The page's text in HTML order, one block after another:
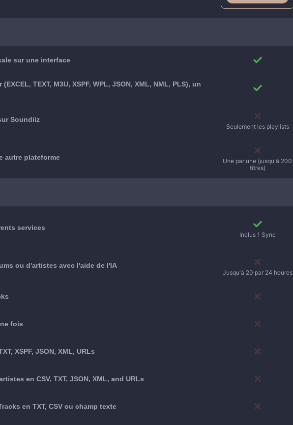
sur une interface
TEXT, M3U, XSPF, WPL, JSON, XML, NML, PLS), un
Soundiiz
Seulement les playlists
autre plateforme
Une par une (jusqu'à 200
titres)
services
Inclus 1 Sync
ou d'artistes avec l'aide de l'IA
Jusqu'à 20 par 24 heures
fois
XSPF, JSON, XML, URLs
en CSV, TXT, JSON, XML, and URLs
en TXT, CSV ou champ texte